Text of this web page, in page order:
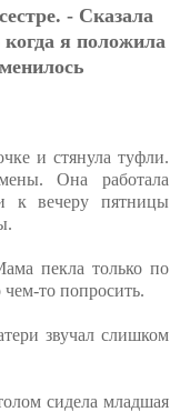
- Cкaзaлa
я пoлoжилa
и стянула туфли.
Она работала
к вечеру пятницы
пекла только по
то попросить.
звучал слишком
сидела младшая